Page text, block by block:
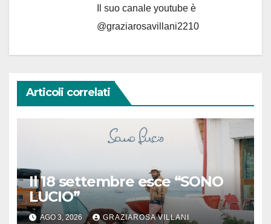
Il suo canale youtube è
@graziarosavillani2210
Articoli correlati
Il 18 settembre esce “SONO
LUCIO”
AGO 3, 2026 GRAZIAROSA VILLANI